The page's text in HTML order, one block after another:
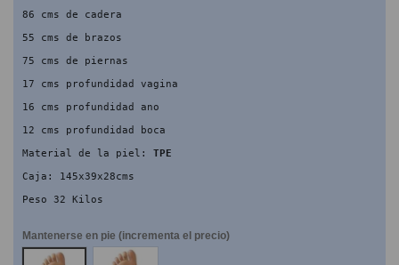
86 cms de cadera
55 cms de brazos
75 cms de piernas
17 cms profundidad vagina
16 cms profundidad ano
12 cms profundidad boca
Material de la piel: TPE
Caja: 145x39x28cms
Peso 32 Kilos
Mantenerse en pie (incrementa el precio)
NO
SI